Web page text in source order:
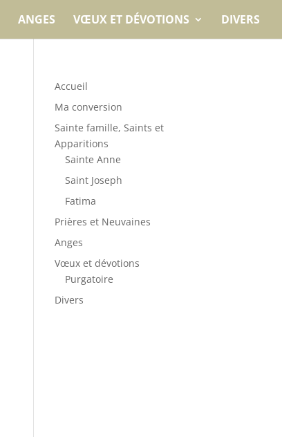
ANGES VŒUX ET DÉVOTIONS DIVERS
Accueil
Ma conversion
Sainte famille, Saints et
Apparitions
Sainte Anne
Saint Joseph
Fatima
Prières et Neuvaines
Anges
Vœux et dévotions
Purgatoire
Divers